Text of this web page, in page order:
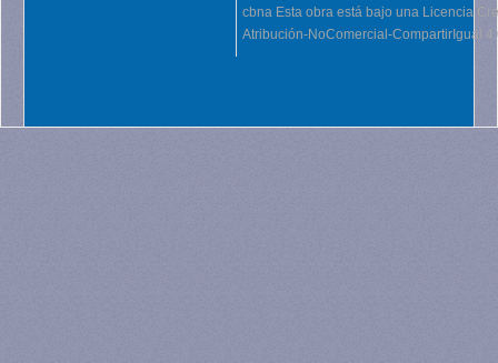
cbna Esta obra está bajo una Licencia
Atribución-NoComercial-CompartirIgual